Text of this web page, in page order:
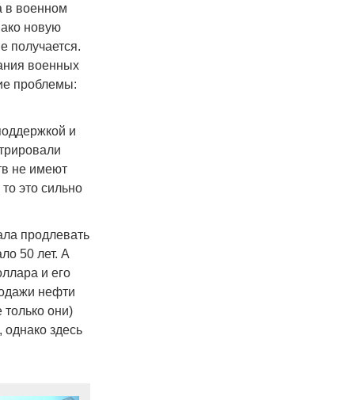
в военном
новую
получается.
военных
проблемы:
и
не имеют
это сильно
продлевать
50 лет. А
и его
нефти
только они)
здесь